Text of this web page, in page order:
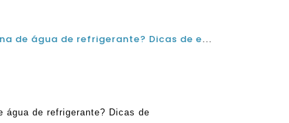
Tendo problemas com sua máquina de água de refrigerante? Dicas de especialistas da sua fábrica local de fabricante de água brilhante
água de refrigerante? Dicas de